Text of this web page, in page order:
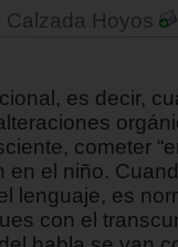
Calzada Hoyos
es decir,
cometer
en el niño.
lenguaje, es
con el